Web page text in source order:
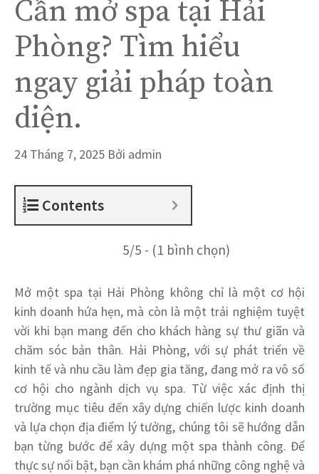
Cần mở spa tại Hải
Phòng? Tìm hiểu
ngay giải pháp toàn
diện.
24 Tháng 7, 2025 Bởi admin
Contents
5/5 - (1 bình chọn)
Mở một spa tại Hải Phòng không chỉ là một cơ hội
kinh doanh hứa hẹn, mà còn là một trải nghiệm tuyệt
vời khi bạn mang đến cho khách hàng sự thư giãn và
chăm sóc bản thân. Hải Phòng, với sự phát triển về
kinh tế và nhu cầu làm đẹp gia tăng, đang mở ra vô số
cơ hội cho ngành dịch vụ spa. Từ việc xác định thị
trường mục tiêu đến xây dựng chiến lược kinh doanh
và lựa chọn địa điểm lý tưởng, chúng tôi sẽ hướng dẫn
bạn từng bước để xây dựng một spa thành công. Để
thực sự nổi bật, bạn cần khám phá những công nghệ và